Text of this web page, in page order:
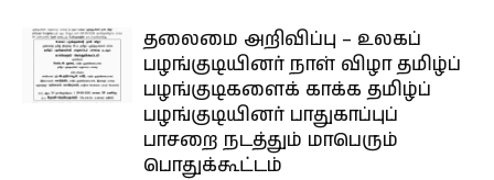
தலைமை அறிவிப்பு – உலகப்
பழங்குடியினர் நாள் விழா தமிழ்ப்
பழங்குடிகளைக் காக்க தமிழ்ப்
பழங்குடியினர் பாதுகாப்புப்
பாசறை நடத்தும் மாபெரும்
பொதுக்கூட்டம்